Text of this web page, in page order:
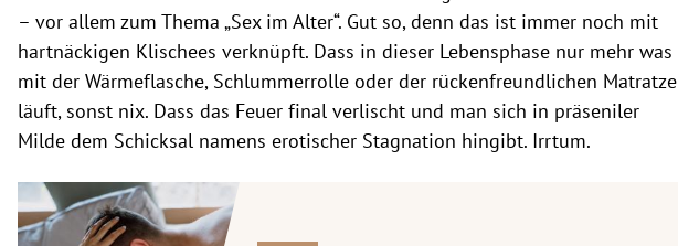
– vor allem zum Thema „Sex im Alter“. Gut so, denn das ist immer noch mit
hartnäckigen Klischees verknüpft. Dass in dieser Lebensphase nur mehr was
mit der Wärmeflasche, Schlummerrolle oder der rückenfreundlichen Matratze
läuft, sonst nix. Dass das Feuer final verlischt und man sich in präseniler
Milde dem Schicksal namens erotischer Stagnation hingibt. Irrtum.